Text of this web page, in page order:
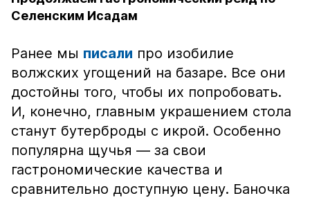
Селенским Исадам
Ранее мы писали про изобилие
волжских угощений на базаре. Все они
достойны того, чтобы их попробовать.
И, конечно, главным украшением стола
станут бутерброды с икрой. Особенно
популярна щучья — за свои
гастрономические качества и
сравнительно доступную цену. Баночка